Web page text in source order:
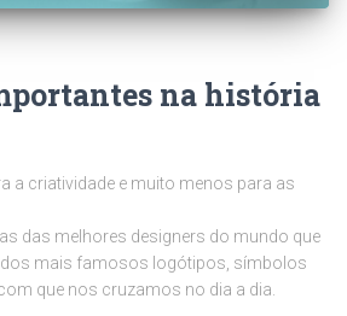
na história
a criatividade e muito menos para as
das melhores designers do mundo que
mais famosos logótipos, símbolos
que nos cruzamos no dia a dia.